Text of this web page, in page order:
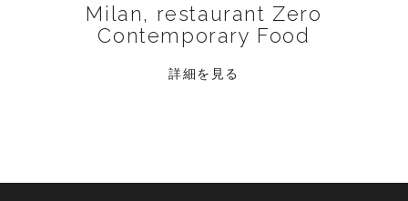
Milan, restaurant Zero
Contemporary Food
詳細を見る